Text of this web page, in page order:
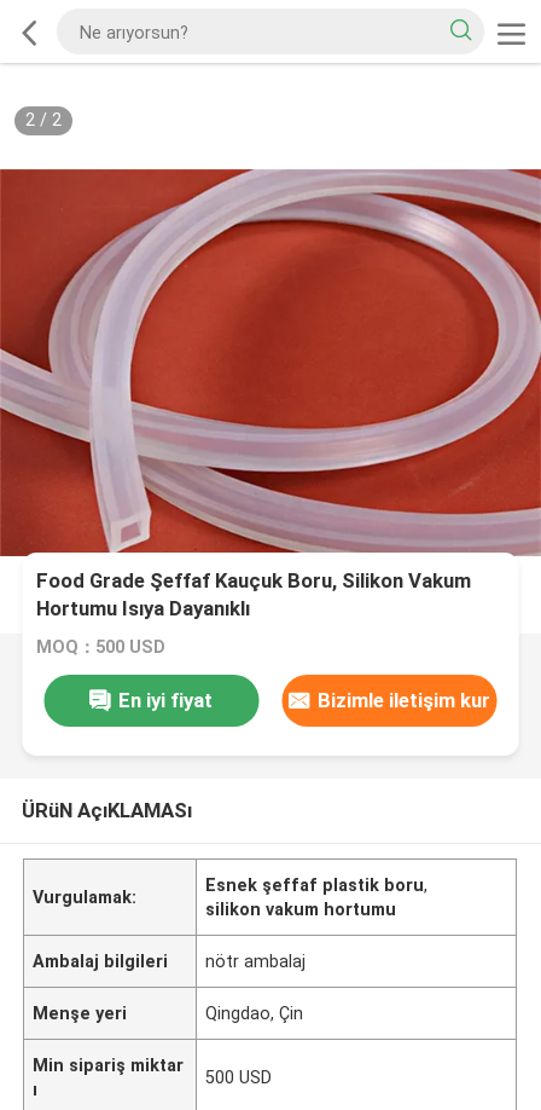
2/ 2
Food Grade Şeffaf Kauçuk Boru, Silikon Vakum
Hortumu Isıya Dayanıklı
MOQ：500 USD
En iyi fiyat Bizimle iletişim kur
ÜRüN AçıKLAMASı
Vurgulamak:
Esnek şeffaf plastik boru,
silikon vakum hortumu
Ambalaj bilgileri nötr ambalaj
Menşe yeri Qingdao, Çin
Min sipariş miktar
ı
500 USD